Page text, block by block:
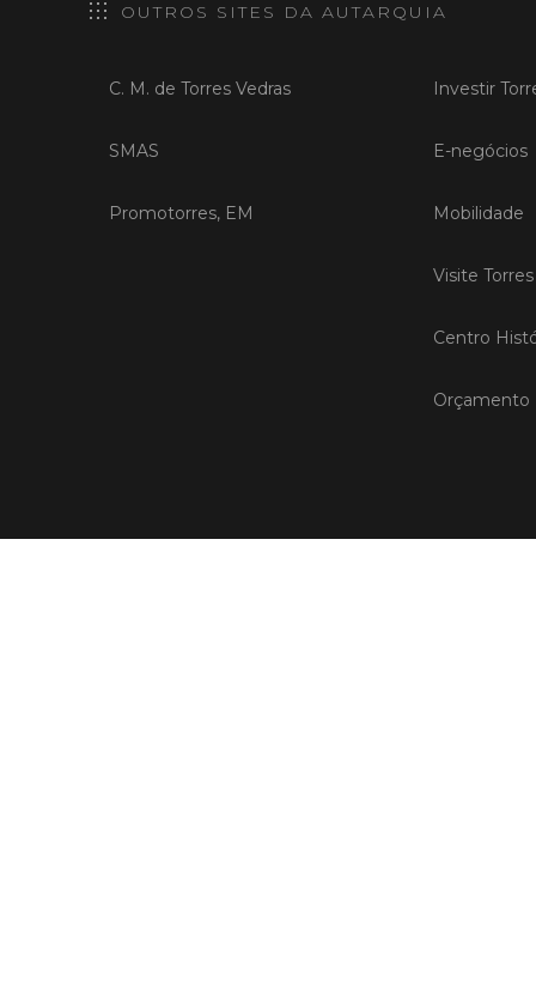
OUTROS SITES DA AUTARQUIA
C. M. de Torres Vedras
SMAS
Promotorres, EM
Investir
E-negócios
Mobilidade
Visite
Centro
Orçamento